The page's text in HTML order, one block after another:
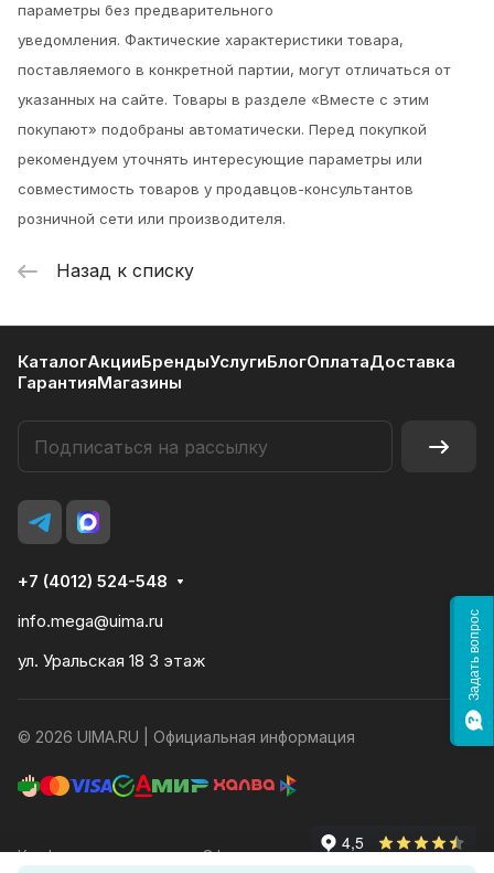
параметры без предварительного
уведомления. Фактические характеристики товара,
поставляемого в конкретной партии, могут отличаться от
указанных на сайте. Товары в разделе «Вместе с этим
покупают» подобраны автоматически. Перед покупкой
рекомендуем уточнять интересующие параметры или
совместимость товаров у продавцов-консультантов
розничной сети или производителя.
Назад к списку
КаталогАкцииБрендыУслугиБлогОплатаДоставка
ГарантияМагазины
+7 (4012) 524-548
info.mega@uima.ru
ул. Уральская 18 3 этаж
© 2026 UIMA.RU | Официальная информация
Конфиденциальность Оферта
Задать вопрос